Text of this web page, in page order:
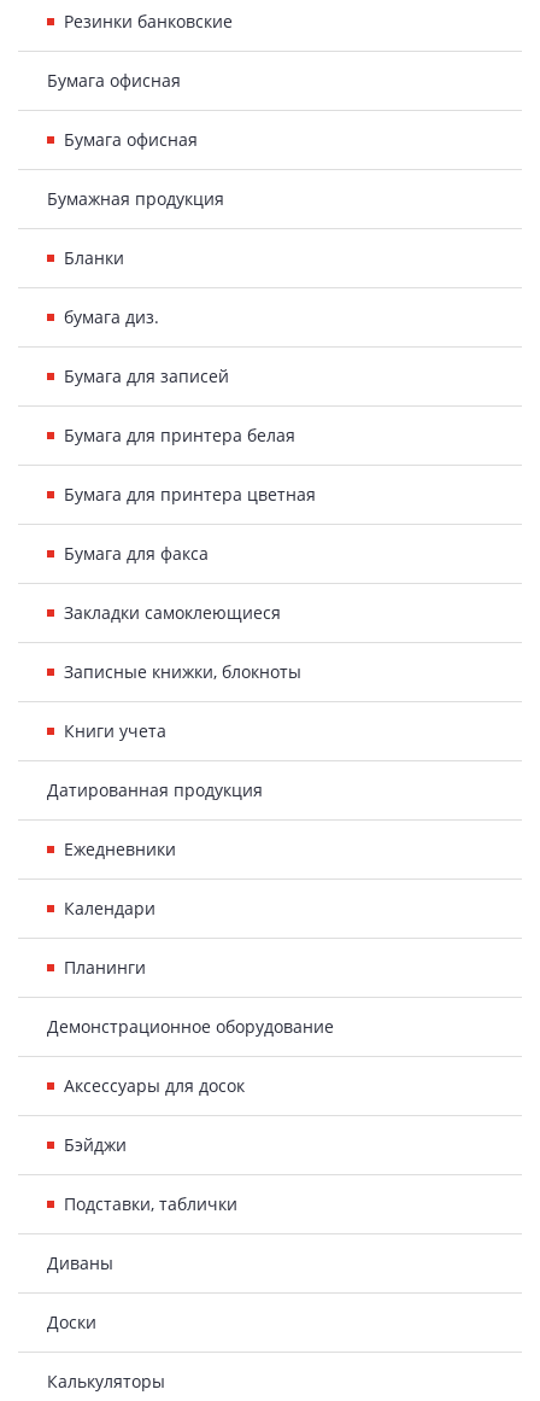
Резинки банковские
Бумага офисная
Бумага офисная
Бумажная продукция
Бланки
бумага диз.
Бумага для записей
Бумага для принтера белая
Бумага для принтера цветная
Бумага для факса
Закладки самоклеющиеся
Записные книжки, блокноты
Книги учета
Датированная продукция
Ежедневники
Календари
Планинги
Демонстрационное оборудование
Аксессуары для досок
Бэйджи
Подставки, таблички
Диваны
Доски
Калькуляторы